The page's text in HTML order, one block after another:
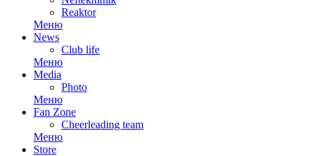
Reaktor
Меню
News
Club life
Меню
Media
Photo
Меню
Fan Zone
Cheerleading team
Меню
Store